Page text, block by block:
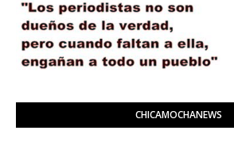
CHICAMOCHANEWS